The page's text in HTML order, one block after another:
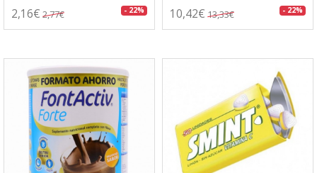
2,16€ 2,77€ - 22% 10,42€ 13,33€ - 22%